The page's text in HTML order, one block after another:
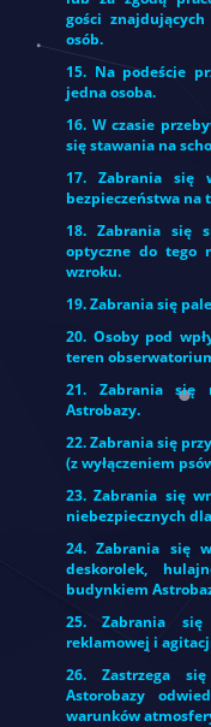
gości
osób.
15. Na podeście
jedna osoba.
16. W czasie
się stawania na
17. Zabrania się
bezpieczeństwa na
18. Zabrania się
optyczne do tego
wzroku.
19. Zabrania się
20. Osoby pod
teren
21. Zabrania się
Astrobazy.
22. Zabrania się
(z wyłączeniem
23. Zabrania się
niebezpiecznych
24. Zabrania się
deskorolek,
budynkiem
25. Zabrania się
reklamowej i
26. Zastrzega
Astorobazy
warunków